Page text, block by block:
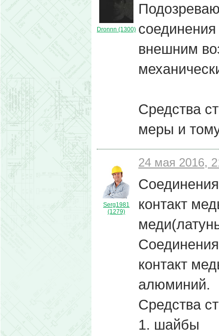
Dronnn (1300)
внешним
Средства
меры и
Serg1981
(1279)
24 мая 2016,
контакт
контакт
алюминий.
Средства
1. шайбы